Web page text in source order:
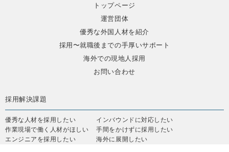
トップページ
運営団体
優秀な外国人材を紹介
採用〜就職後までの手厚いサポート
海外での現地人採用
お問い合わせ
採用解決課題
優秀な人材を採用したい
作業現場で働く人材がほしい
エンジニアを採用したい
インバウンドに対応したい
手間をかけずに採用したい
海外に展開したい